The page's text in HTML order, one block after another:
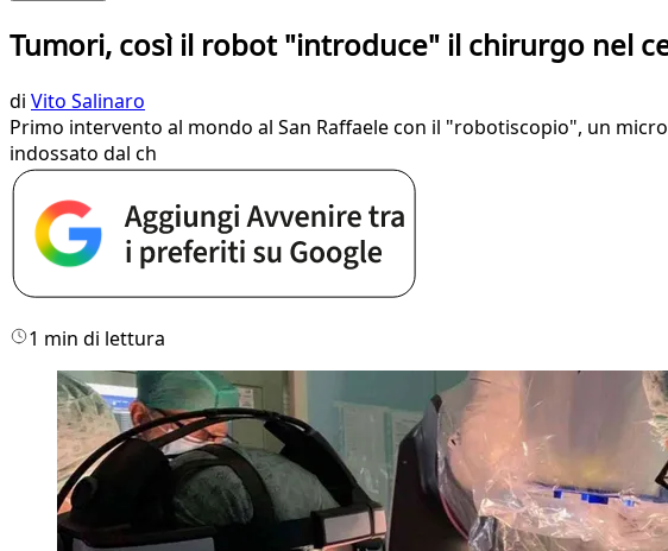
Tumori, così il robot "introduce" il chirurgo nel
di Vito Salinaro
Primo intervento al mondo al San Raffaele con il "robotiscopio", un
indossato dal ch
1 min di lettura